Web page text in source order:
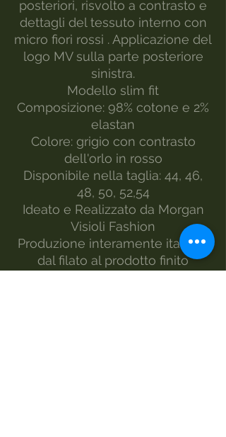
posteriori, risvolto a contrasto e
dettagli del tessuto interno con
micro fiori rossi . Applicazione del
logo MV sulla parte posteriore
sinistra.
Modello slim fit
Composizione: 98% cotone e 2%
elastan
Colore: grigio con contrasto
dell'orlo in rosso
Disponibile nella taglia: 44, 46,
48, 50, 52,54
Ideato e Realizzato da Morgan
Visioli Fashion
Produzione interamente italiana
dal filato al prodotto finito